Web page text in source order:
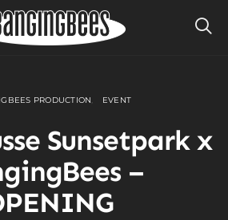
PRODUCTION EVENT
Sunsetpark x
–